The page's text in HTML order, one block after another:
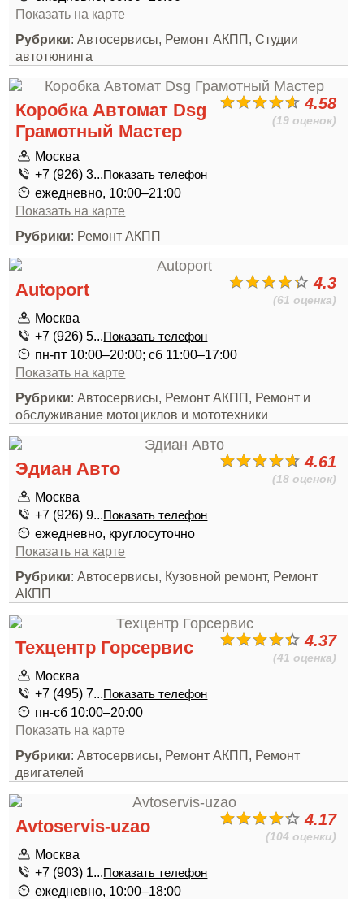
Показать на карте
Рубрики: Автосервисы, Ремонт АКПП, Студии
автотюнинга
4.58
(19 оценок)
Коробка Автомат Dsg
Грамотный Мастер
Москва
+7 (926) 3...Показать телефон
ежедневно, 10:00–21:00
Показать на карте
Рубрики: Ремонт АКПП
4.3
(61 оценка)
Autoport
Москва
+7 (926) 5...Показать телефон
пн-пт 10:00–20:00; сб 11:00–17:00
Показать на карте
Рубрики: Автосервисы, Ремонт АКПП, Ремонт и
обслуживание мотоциклов и мототехники
4.61
(18 оценок)
Эдиан Авто
Москва
+7 (926) 9...Показать телефон
ежедневно, круглосуточно
Показать на карте
Рубрики: Автосервисы, Кузовной ремонт, Ремонт
АКПП
4.37
(41 оценка)
Техцентр Горсервис
Москва
+7 (495) 7...Показать телефон
пн-сб 10:00–20:00
Показать на карте
Рубрики: Автосервисы, Ремонт АКПП, Ремонт
двигателей
4.17
(104 оценки)
Avtoservis-uzao
Москва
+7 (903) 1...Показать телефон
ежедневно, 10:00–18:00